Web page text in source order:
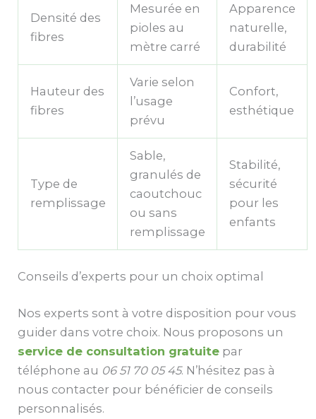
Densité des
fibres
Mesurée en
pioles au
mètre carré
Apparence
naturelle,
durabilité
Hauteur des
fibres
Varie selon
l’usage
prévu
Confort,
esthétique
Type de
remplissage
Sable,
granulés de
caoutchouc
ou sans
remplissage
Stabilité,
sécurité
pour les
enfants
Conseils d’experts pour un choix optimal
Nos experts sont à votre disposition pour vous
guider dans votre choix. Nous proposons un
service de consultation gratuite par
téléphone au 06 51 70 05 45. N’hésitez pas à
nous contacter pour bénéficier de conseils
personnalisés.